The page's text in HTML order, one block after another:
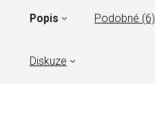
Popis Podobné (6)
Diskuze